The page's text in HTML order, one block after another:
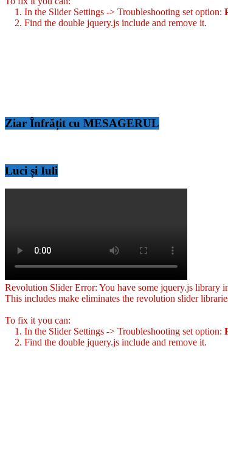
1. In the Slider Settings -> Troubleshooting set option:
2. Find the double jquery.js include and remove it.
Ziar Înfrățit cu MESAGERUL
Luci și Iuli
Revolution Slider Error: You have some jquery.js library
This includes make eliminates the revolution slider
To fix it you can:
1. In the Slider Settings -> Troubleshooting set option:
2. Find the double jquery.js include and remove it.